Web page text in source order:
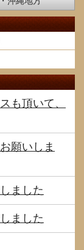
も頂いて、
願いしま
ました
ました